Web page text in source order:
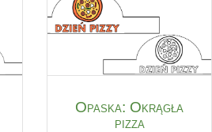
Opaska: Okrągła
pizza